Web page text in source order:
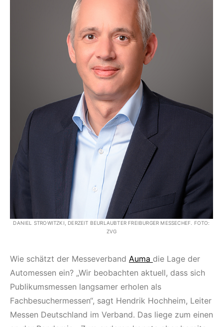
DANIEL STROWITZKI, DERZEIT BEURLAUBTER FREIBURGER MESSECHEF. FOTO:
ZVG
Wie schätzt der Messeverband Auma die Lage der
Automessen ein? „Wir beobachten aktuell, dass sich
Publikumsmessen langsamer erholen als
Fachbesuchermessen“, sagt Hendrik Hochheim, Leiter
Messen Deutschland im Verband. Das liege zum einen